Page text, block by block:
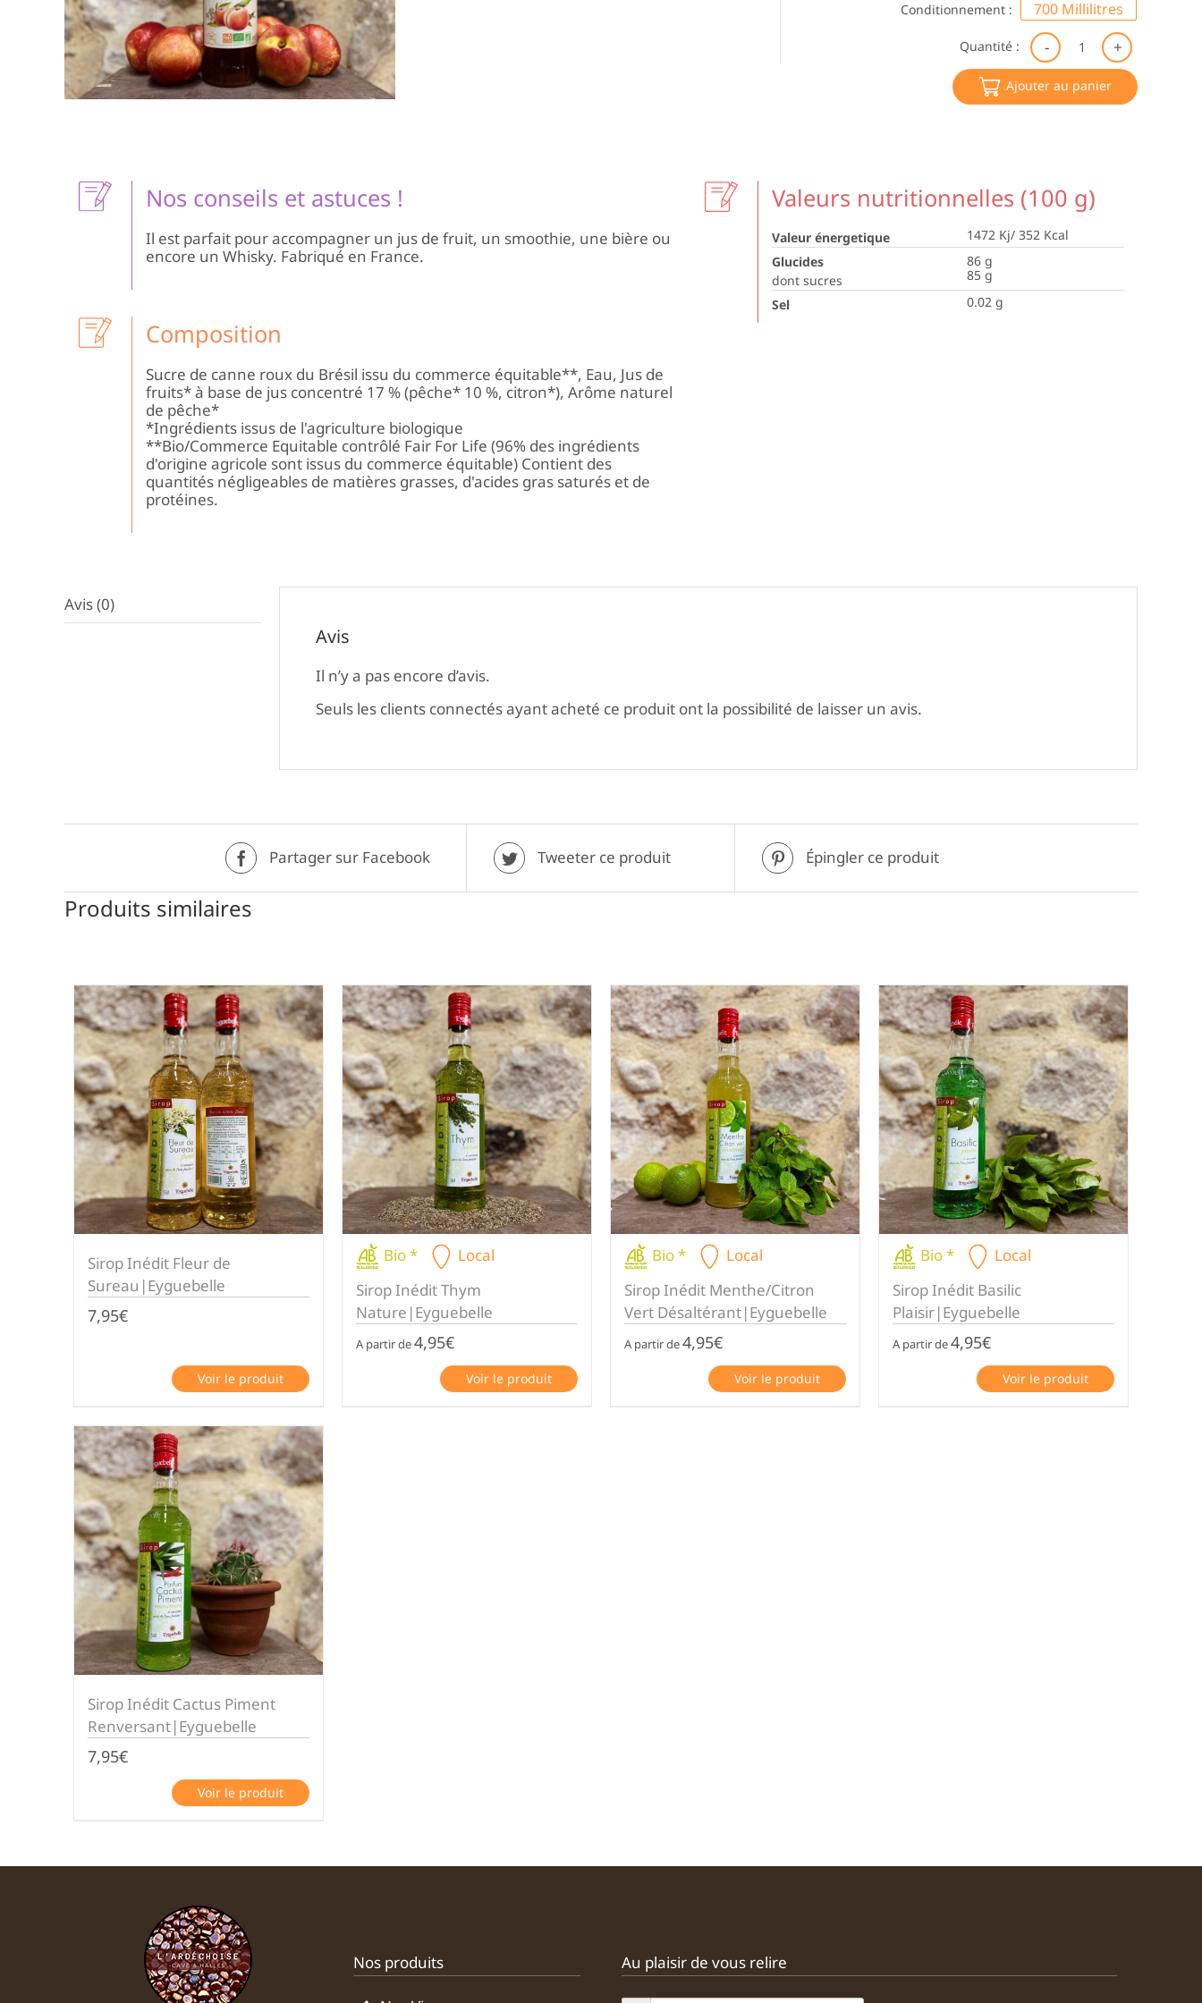
Conditionnement : 700 Millilitres
Quantité :
de
Ajouter au panier
Nos conseils et astuces !
Il est parfait pour accompagner un jus de fruit, un smoothie, une bière ou
encore un Whisky. Fabriqué en France.
Composition
Sucre de canne roux du Brésil issu du commerce équitable**, Eau, Jus de
fruits* à base de jus concentré 17 % (pêche* 10 %, citron*), Arôme naturel
de pêche*
*Ingrédients issus de l'agriculture biologique
**Bio/Commerce Equitable contrôlé Fair For Life (96% des ingrédients
d'origine agricole sont issus du commerce équitable) Contient des
quantités négligeables de matières grasses, d'acides gras saturés et de
protéines.
Valeurs nutritionnelles (100 g)
Valeur énergetique
1472 Kj/ 352 Kcal
Glucides
dont sucres
86 g
85 g
Sel
0.02 g
Avis (0)
Avis
Il n’y a pas encore d’avis.
Seuls les clients connectés ayant acheté ce produit ont la possibilité de laisser un avis.
Partager sur Facebook Tweeter ce produit Épingler ce produit
Produits similaires
Sirop Inédit Fleur de
Sureau|Eyguebelle
7,95€
Voir le produit
Bio *
Local
Sirop Inédit Thym
Nature|Eyguebelle
A partir de4,95€
Voir le produit
Bio *
Local
Sirop Inédit Menthe/Citron
Vert Désaltérant|Eyguebelle
A partir de4,95€
Voir le produit
Bio *
Local
Sirop Inédit Basilic
Plaisir|Eyguebelle
A partir de4,95€
Voir le produit
Sirop Inédit Cactus Piment
Renversant|Eyguebelle
7,95€
Voir le produit
Nos produits Au plaisir de vous relire